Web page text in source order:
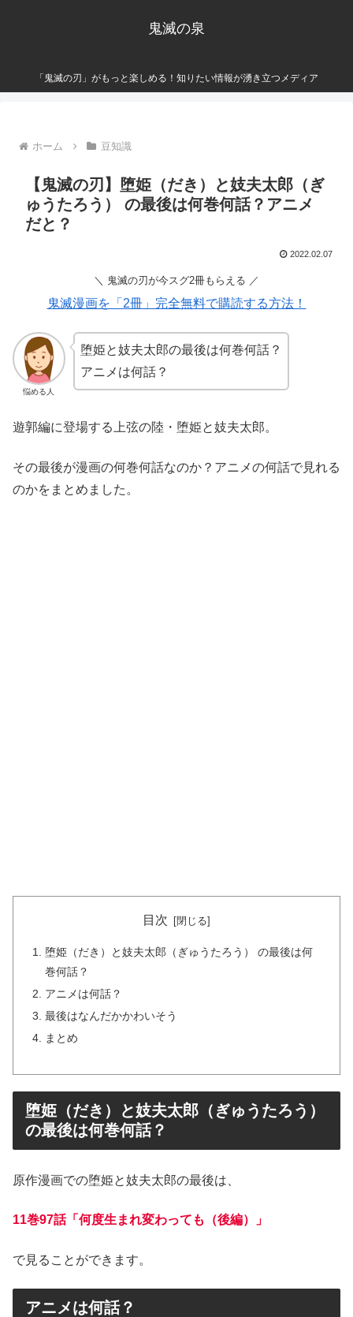
鬼滅の泉
「鬼滅の刃」がもっと楽しめる！知りたい情報が湧き立つメディア
ホーム 豆知識
【鬼滅の刃】堕姫（だき）と妓夫太郎（ぎ
ゅうたろう） の最後は何巻何話？アニメ
だと？
2022.02.07
＼ 鬼滅の刃が今スグ2冊もらえる ／
鬼滅漫画を「2冊」完全無料で購読する方法！
悩める人
堕姫と妓夫太郎の最後は何巻何話？
アニメは何話？
遊郭編に登場する上弦の陸・堕姫と妓夫太郎。
その最後が漫画の何巻何話なのか？アニメの何話で見れる
のかをまとめました。
目次
堕姫（だき）と妓夫太郎（ぎゅうたろう） の最後は何
巻何話？
アニメは何話？
最後はなんだかかわいそう
まとめ
堕姫（だき）と妓夫太郎（ぎゅうたろう）
の最後は何巻何話？
原作漫画での堕姫と妓夫太郎の最後は、
11巻97話「何度生まれ変わっても（後編）」
で見ることができます。
アニメは何話？